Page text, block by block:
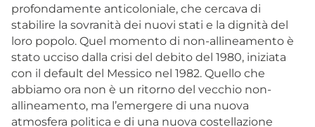
profondamente anticoloniale, che cercava di
stabilire la sovranità dei nuovi stati e la dignità del
loro popolo. Quel momento di non-allineamento è
stato ucciso dalla crisi del debito del 1980, iniziata
con il default del Messico nel 1982. Quello che
abbiamo ora non è un ritorno del vecchio non-
allineamento, ma l’emergere di una nuova
atmosfera politica e di una nuova costellazione